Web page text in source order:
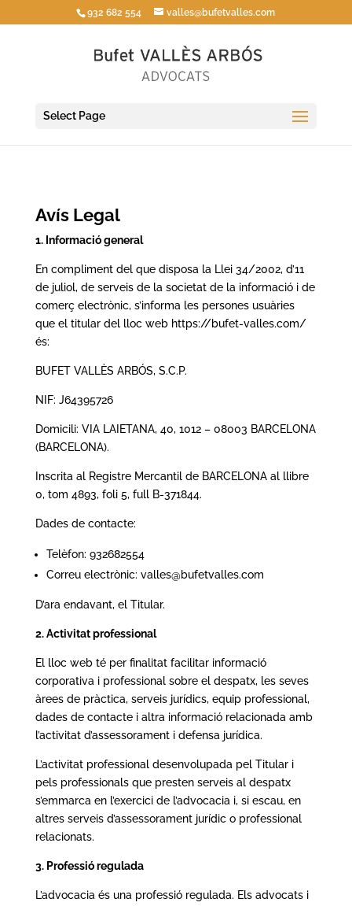
932 682 554 valles@bufetvalles.com
Select Page
Avís Legal
1. Informació general
En compliment del que disposa la Llei 34/2002, d’11
de juliol, de serveis de la societat de la informació i de
comerç electrònic, s’informa les persones usuàries
que el titular del lloc web https://bufet-valles.com/
és:
BUFET VALLÈS ARBÓS, S.C.P.
NIF: J64395726
Domicili: VIA LAIETANA, 40, 1012 – 08003 BARCELONA
(BARCELONA).
Inscrita al Registre Mercantil de BARCELONA al llibre
0, tom 4893, foli 5, full B-371844.
Dades de contacte:
Telèfon: 932682554
Correu electrònic: valles@bufetvalles.com
D’ara endavant, el Titular.
2. Activitat professional
El lloc web té per finalitat facilitar informació
corporativa i professional sobre el despatx, les seves
àrees de pràctica, serveis jurídics, equip professional,
dades de contacte i altra informació relacionada amb
l’activitat d’assessorament i defensa jurídica.
L’activitat professional desenvolupada pel Titular i
pels professionals que presten serveis al despatx
s’emmarca en l’exercici de l’advocacia i, si escau, en
altres serveis d’assessorament jurídic o professional
relacionats.
3. Professió regulada
L’advocacia és una professió regulada. Els advocats i